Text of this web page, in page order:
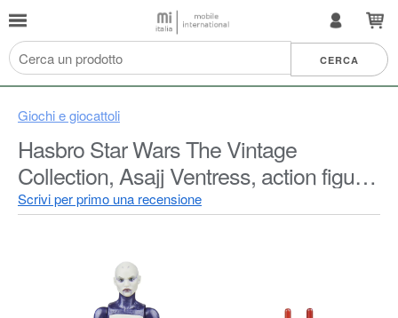
Giochi e giocattoli
Hasbro Star Wars The Vintage
Collection, Asajj Ventress, action figure
collezionabile ispirata alla serie "Star
Scrivi per primo una recensione